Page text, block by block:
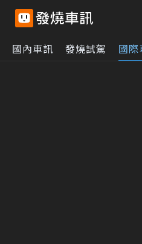
國內車訊 發燒試駕 國際